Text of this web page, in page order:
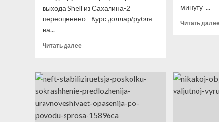
выхода Shell из Сахалина-2
переоценено Курс доллар/рубля
на...
Читать далееПрочитать
России
и
Минфин
разъяснили
причины
минуту ...
Читать далее